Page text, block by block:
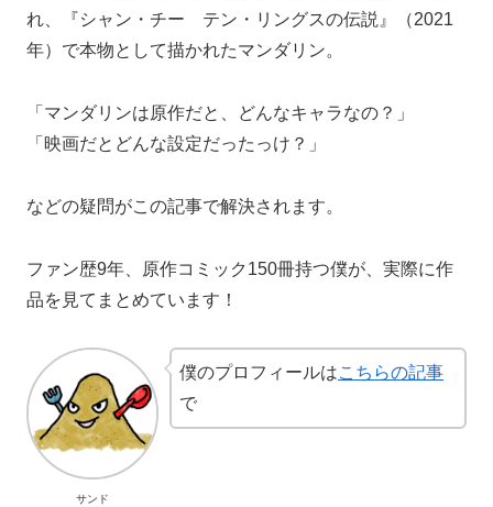
れ、『シャン・チー テン・リングスの伝説』（2021
年）で本物として描かれたマンダリン。
「マンダリンは原作だと、どんなキャラなの？」
「映画だとどんな設定だったっけ？」
などの疑問がこの記事で解決されます。
ファン歴9年、原作コミック150冊持つ僕が、実際に作
品を見てまとめています！
サンド
僕のプロフィールはこちらの記事
で